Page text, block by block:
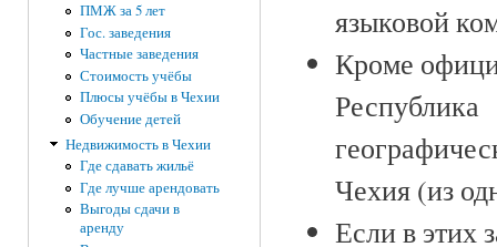
ПМЖ за 5 лет
Гос. заведения
Частные заведения
Стоимость учёбы
Плюсы учёбы в Чехии
Обучение детей
Недвижимость в Чехии
Где сдавать жильё
Где лучше арендовать
Выгоды сдачи в
аренду
языковой
Кроме
Чехия (из
Если в этих